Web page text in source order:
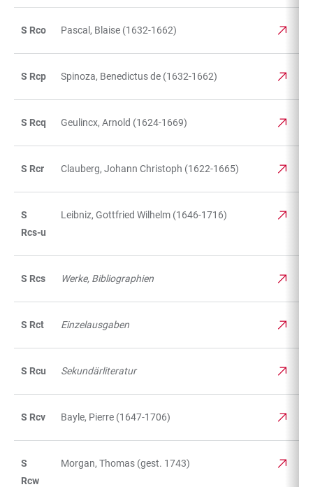
S Rco Pascal, Blaise (1632-1662)
S Rcp Spinoza, Benedictus de (1632-1662)
S Rcq Geulincx, Arnold (1624-1669)
S Rcr Clauberg, Johann Christoph (1622-1665)
S
Rcs-u
Leibniz, Gottfried Wilhelm (1646-1716)
S Rcs Werke, Bibliographien
S Rct Einzelausgaben
S Rcu Sekundärliteratur
S Rcv Bayle, Pierre (1647-1706)
S
Rcw
Morgan, Thomas (gest. 1743)